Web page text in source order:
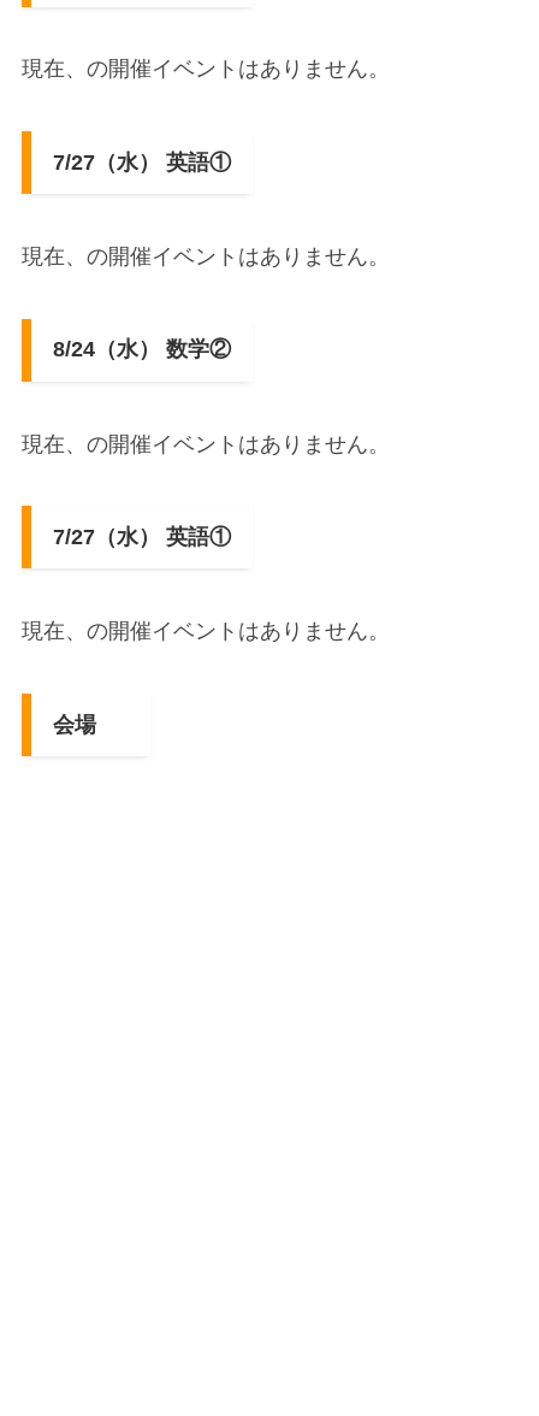
現在、の開催イベントはありません。
7/27（水） 英語①
現在、の開催イベントはありません。
8/24（水） 数学②
現在、の開催イベントはありません。
7/27（水） 英語①
現在、の開催イベントはありません。
会場